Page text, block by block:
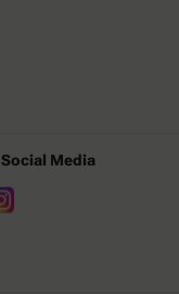
Social Media